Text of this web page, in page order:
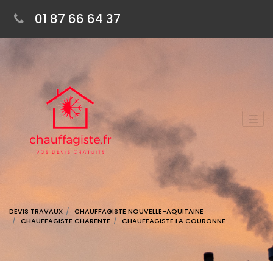
01 87 66 64 37
DEVIS TRAVAUX
CHAUFFAGISTE NOUVELLE-AQUITAINE
CHAUFFAGISTE CHARENTE
CHAUFFAGISTE LA COURONNE